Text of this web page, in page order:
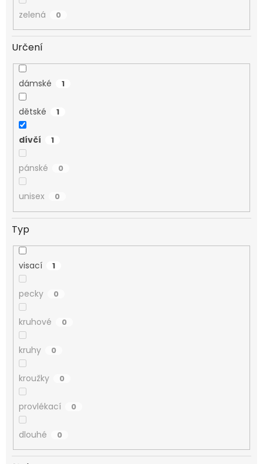
zelená 0
Určení
dámské 1
dětské 1
dívčí 1
pánské 0
unisex 0
Typ
visací 1
pecky 0
kruhové 0
kruhy 0
kroužky 0
provlékací 0
dlouhé 0